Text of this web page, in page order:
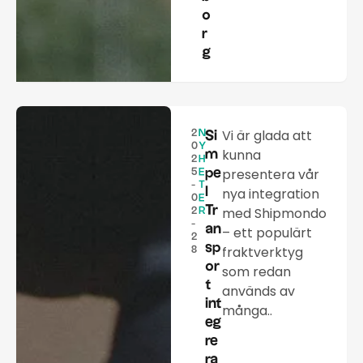
o
r
g
2
0
2
5
-
0
2
-
2
8
N
Y
H
E
T
E
R
Si
m
pe
Tr
an
sp
or
t
int
eg
re
ra
Vi är glada att
kunna
presentera vår
nya integration
med Shipmondo
– ett populärt
fraktverktyg
som redan
används av
många..